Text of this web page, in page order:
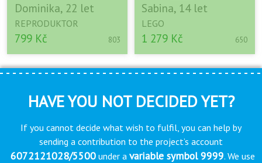
Dominika, 22 let
REPRODUKTOR
799 Kč 803
Sabina, 14 let
LEGO
1 279 Kč 650
HAVE YOU NOT DECIDED YET?
If you cannot decide what wish to fulfil, you can help by
sending a contribution to the project’s account
6072121028/5500under a variable symbol 9999. We use